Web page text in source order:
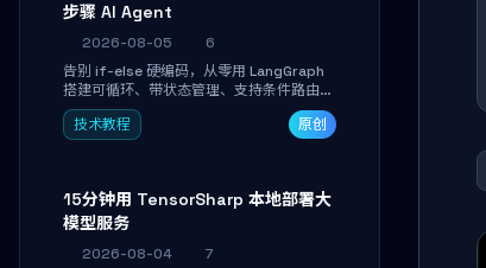
步骤 AI Agent
2026-08-05
6
告别 if-else 硬编码，从零用 LangGraph
搭建可循环、带状态管理、支持条件路由的
多步骤 AI 代理。学完能独立编写包含自动
决策、工具调用和持久化状态的复杂工作
技术教程 原创
15分钟用 TensorSharp 本地部署大
模型服务
2026-08-04
7